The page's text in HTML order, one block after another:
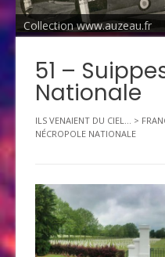
Collection www.auzeau.fr
51 –
Nationale
ILS VENAIENT DU CIEL... >
NÉCROPOLE NATIONALE